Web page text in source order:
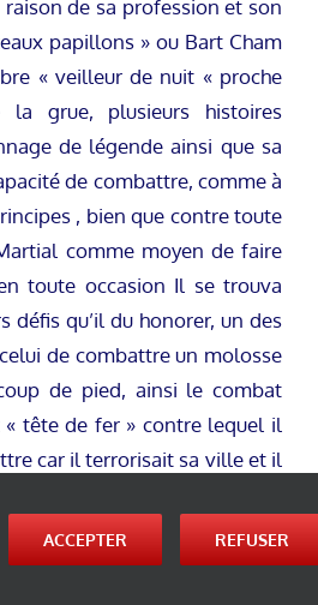
de sa profession et son
papillons » ou Bart Cham
« veilleur de nuit « proche
la grue, plusieurs histoires
de légende ainsi que sa
de combattre, comme à
, bien que contre toute
comme moyen de faire
toute occasion Il se trouva
défis qu’il du honorer, un des
de combattre un molosse
de pied, ainsi le combat
tête de fer » contre lequel il
car il terrorisait sa ville et il
de pied nommé « le coup
la lune », issue de la forme du
ACCEPTER REFUSER